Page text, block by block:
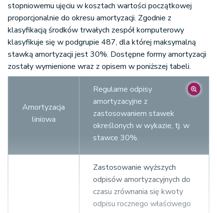
stopniowemu ujęciu w kosztach wartości początkowej
proporcjonalnie do okresu amortyzacji. Zgodnie z
klasyfikacją środków trwałych zespół komputerowy
klasyfikuje się w podgrupie 487, dla której maksymalną
stawką amortyzacji jest 30%. Dostępne formy amortyzacji
zostały wymienione wraz z opisem w poniższej tabeli.
Amortyzacja
liniowa
Regularne odpisy
amortyzacyjne z
zastosowaniem stawek
określonych w wykazie, tj. w
stawce 30%.
Zastosowanie wyższych
odpisów amortyzacyjnych do
czasu zrównania się kwoty
odpisu rocznego właściwego